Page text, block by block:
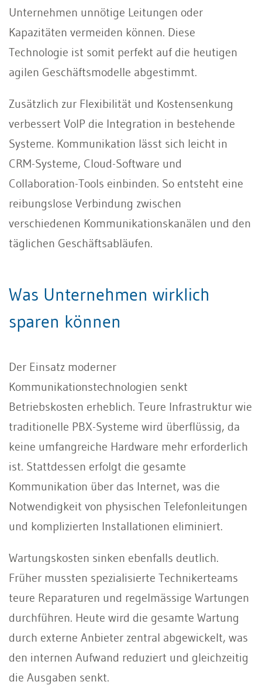
Unternehmen unnötige Leitungen oder
Kapazitäten vermeiden können. Diese
Technologie ist somit perfekt auf die heutigen
agilen Geschäftsmodelle abgestimmt.
Zusätzlich zur Flexibilität und Kostensenkung
verbessert VoIP die Integration in bestehende
Systeme. Kommunikation lässt sich leicht in
CRM-Systeme, Cloud-Software und
Collaboration-Tools einbinden. So entsteht eine
reibungslose Verbindung zwischen
verschiedenen Kommunikationskanälen und den
täglichen Geschäftsabläufen.
Was Unternehmen wirklich
sparen können
Der Einsatz moderner
Kommunikationstechnologien senkt
Betriebskosten erheblich. Teure Infrastruktur wie
traditionelle PBX-Systeme wird überflüssig, da
keine umfangreiche Hardware mehr erforderlich
ist. Stattdessen erfolgt die gesamte
Kommunikation über das Internet, was die
Notwendigkeit von physischen Telefonleitungen
und komplizierten Installationen eliminiert.
Wartungskosten sinken ebenfalls deutlich.
Früher mussten spezialisierte Technikerteams
teure Reparaturen und regelmässige Wartungen
durchführen. Heute wird die gesamte Wartung
durch externe Anbieter zentral abgewickelt, was
den internen Aufwand reduziert und gleichzeitig
die Ausgaben senkt.